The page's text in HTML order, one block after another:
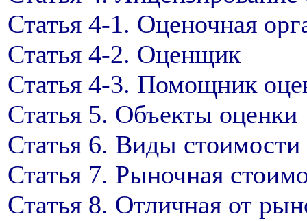
Статья 4-1. Оценочная
Статья 4-2. Оценщик
Статья 4-3. Помощник
Статья 5. Объекты оценки
Статья 6. Виды стоимости
Статья 7. Рыночная
Статья 8. Отличная от